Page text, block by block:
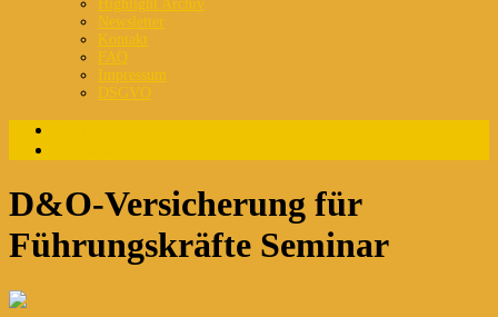
Highlight Archiv
Newsletter
Kontakt
FAQ
Impressum
DSGVO
D&O-Versicherung für
Führungskräfte Seminar